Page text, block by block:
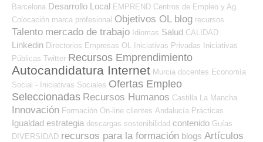
Barcelona Desarrollo Local EMPREND Centros de Empleo y Ag.
Colocación marca profesional Objetivos OL blog recursos
Talento mercado de trabajo Idiomas Salud CALIDAD
Linkedin Directorios Empresas OL Iniciativas Privadas Iniciativas
Públicas Twitter Recursos Emprendimiento
Autocandidatura Internet Murcia docentes Economía
Social - Iniciativas Sociales Ofertas Empleo
Seleccionadas Recursos Humanos Castilla La Mancha
Innovación Formación On-line clientes Andalucía Prácticas
Igualdad estrategia descargas sostenibilidad contenido Guías
DIVERSIDAD recursos para la formación blogs Artículos